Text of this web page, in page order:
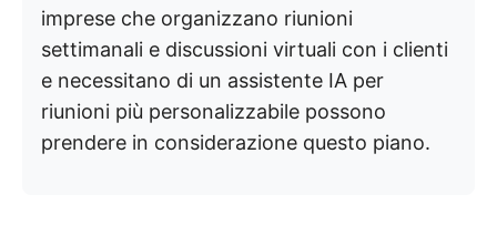
imprese che organizzano riunioni
settimanali e discussioni virtuali con i clienti
e necessitano di un assistente IA per
riunioni più personalizzabile possono
prendere in considerazione questo piano.